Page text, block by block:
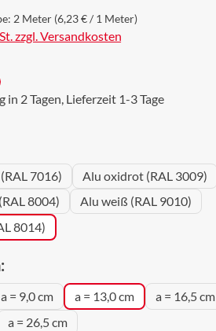
2 Meter (6,23 € / 1 Meter)
zzgl. Versandkosten
in 2 Tagen, Lieferzeit 1-3 Tage
7016)
Alu oxidrot (RAL 3009)
8004)
Alu weiß (RAL 9010)
8014)
auswählen
a = 9,0 cm a = 13,0 cm
a = 16,5 cm
a = 26,5 cm